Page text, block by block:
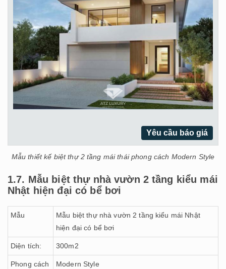
Yêu cầu báo giá
Mẫu thiết kế biệt thự 2 tầng mái thái phong cách Modern Style
1.7. Mẫu biệt thự nhà vườn 2 tầng kiểu mái
Nhật hiện đại có bể bơi
Mẫu
Mẫu biệt thự nhà vườn 2 tầng kiểu mái Nhật
hiện đại có bể bơi
Diện tích: 300m2
Phong cách
Modern Style